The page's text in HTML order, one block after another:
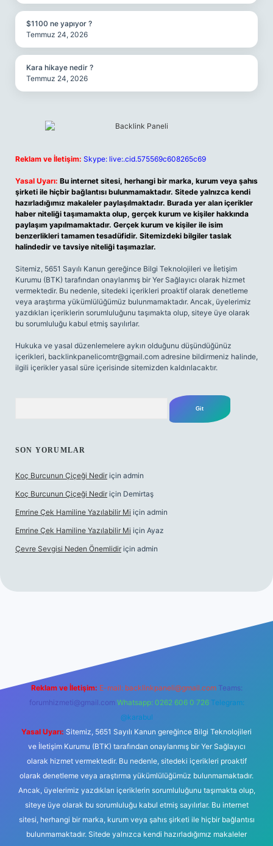
$1100 ne yapıyor ?
Temmuz 24, 2026
Kara hikaye nedir ?
Temmuz 24, 2026
Reklam ve İletişim: Skype: live:.cid.575569c608265c69
Yasal Uyarı: Bu internet sitesi, herhangi bir marka, kurum veya şahıs
şirketi ile hiçbir bağlantısı bulunmamaktadır. Sitede yalnızca kendi
hazırladığımız makaleler paylaşılmaktadır. Burada yer alan içerikler
haber niteliği taşımamakta olup, gerçek kurum ve kişiler hakkında
paylaşım yapılmamaktadır. Gerçek kurum ve kişiler ile isim
benzerlikleri tamamen tesadüfidir. Sitemizdeki bilgiler taslak
halindedir ve tavsiye niteliği taşımazlar.
Sitemiz, 5651 Sayılı Kanun gereğince Bilgi Teknolojileri ve İletişim
Kurumu (BTK) tarafından onaylanmış bir Yer Sağlayıcı olarak hizmet
vermektedir. Bu nedenle, sitedeki içerikleri proaktif olarak denetleme
veya araştırma yükümlülüğümüz bulunmamaktadır. Ancak, üyelerimiz
yazdıkları içeriklerin sorumluluğunu taşımakta olup, siteye üye olarak
bu sorumluluğu kabul etmiş sayılırlar.
Hukuka ve yasal düzenlemelere aykırı olduğunu düşündüğünüz
içerikleri, backlinkpanelicomtr@gmail.com adresine bildirmeniz halinde,
ilgili içerikler yasal süre içerisinde sitemizden kaldırılacaktır.
SON YORUMLAR
Koç Burcunun Çiçeği Nedir için admin
Koç Burcunun Çiçeği Nedir için Demirtaş
Emrine Çek Hamiline Yazılabilir Mi için admin
Emrine Çek Hamiline Yazılabilir Mi için Ayaz
Çevre Sevgisi Neden Önemlidir için admin
Reklam ve İletişim: E-mail: backlinkpaneli@gmail.com Teams:
forumhizmeti@gmail.com Whatsapp: 0262 606 0 726 Telegram:
@karabul
Yasal Uyarı: Sitemiz, 5651 Sayılı Kanun gereğince Bilgi Teknolojileri
ve İletişim Kurumu (BTK) tarafından onaylanmış bir Yer Sağlayıcı
olarak hizmet vermektedir. Bu nedenle, sitedeki içerikleri proaktif
olarak denetleme veya araştırma yükümlülüğümüz bulunmamaktadır.
Ancak, üyelerimiz yazdıkları içeriklerin sorumluluğunu taşımakta olup,
siteye üye olarak bu sorumluluğu kabul etmiş sayılırlar. Bu internet
sitesi, herhangi bir marka, kurum veya şahıs şirketi ile hiçbir bağlantısı
bulunmamaktadır. Sitede yalnızca kendi hazırladığımız makaleler